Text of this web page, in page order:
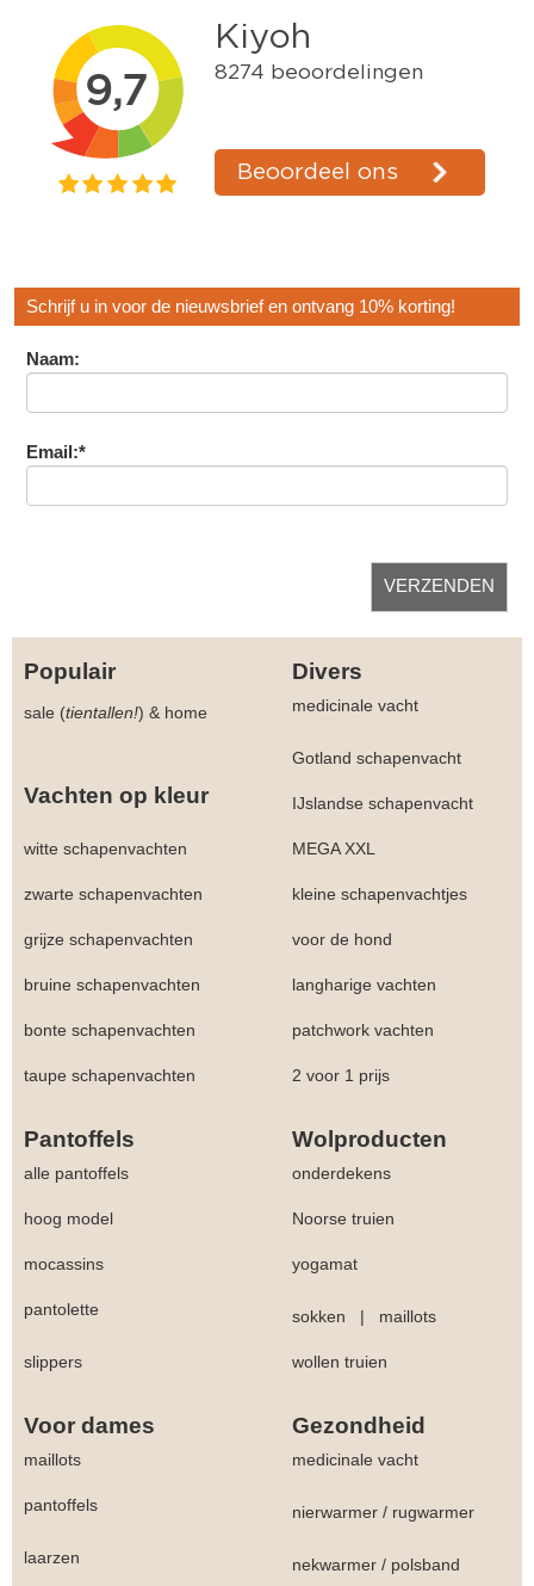
Schrijf u in voor de nieuwsbrief en ontvang 10% korting!
Naam:
Email:*
Populair Divers
sale (tientallen!) & home medicinale vacht
Gotland schapenvacht
Vachten op kleur IJslandse schapenvacht
witte schapenvachten MEGA XXL
zwarte schapenvachten kleine schapenvachtjes
grijze schapenvachten voor de hond
bruine schapenvachten langharige vachten
bonte schapenvachten patchwork vachten
taupe schapenvachten 2 voor 1 prijs
Pantoffels Wolproducten
alle pantoffels onderdekens
hoog model Noorse truien
mocassins yogamat
pantolette sokken | maillots
slippers wollen truien
Voor dames Gezondheid
maillots medicinale vacht
pantoffels nierwarmer / rugwarmer
laarzen nekwarmer / polsband